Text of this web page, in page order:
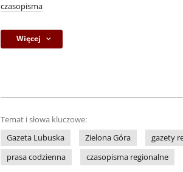
czasopisma
Więcej
Temat i słowa kluczowe:
Gazeta Lubuska
Zielona Góra gazety
prasa codzienna
czasopisma regionalne